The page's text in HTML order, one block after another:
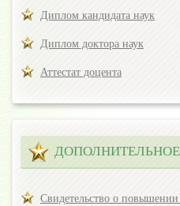
Диплом кандидата наук
Диплом доктора наук
Аттестат доцента
Свидетельство о